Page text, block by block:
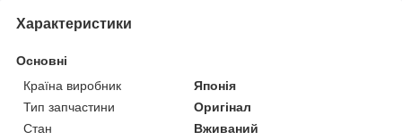
Характеристики
Основні
Країна виробник
Японія
Тип запчастини
Оригінал
Стан
Вживаний